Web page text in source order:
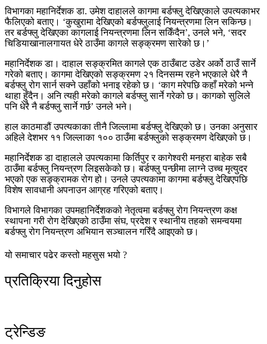
विभागका महानिर्देशक डा. उमेश दाहालले कागमा बर्डफ्लु देखिएकाले उपत्यकाभर
फैलिएको बताए। ‘कुखुरामा देखिएको बर्डफ्लुलाई नियन्त्रणमा लिन सकिन्छ।
तर बर्डफ्लु देखिएका कागलाई नियन्त्रणमा लिन सकिँदैन’, उनले भने, ‘सदर
चिडियाखानालगायत धेरे ठाउँमा कागले सङ्क्रमण सारेको छ।’
महानिर्देशक डा। दाहाल सङ्क्रमित कागले एक ठाउँबाट उडेर अर्को ठाउँ सार्ने
गरेको बताए। कागमा देखिएको सङ्क्रमण २१ दिनसम्म रहने भएकाले धेरै नै
बर्डफ्लु रोग सार्न सक्ने उहाँको भनाइ रहेको छ। ‘काग मरेपछि कहाँ मरेको भन्ने
थाहा हुँदैन। अनि त्यही मरेको कागले बर्डफ्लु सार्ने गरेको छ। कागको सुलिले
पनि धेरै नै बर्डफ्लु सार्ने गर्छ’ उनले भने।
हाल काठमाडौं उपत्यकाका तीनै जिल्लामा बर्डफ्लु देखिएको छ। उनका अनुसार
अहिले देशभर ११ जिल्लाका १०० ठाउँमा बर्डफ्लुको सङ्क्रमण देखिएको छ।
महानिर्देशक डा दाहालले उपत्यकामा किर्तिपुर र कागेश्वरी मनहरा बाहेक सबै
ठाउँमा बर्डफ्लु नियन्त्रण लिइसकेको छ। बर्डफ्लु पन्छीमा लाग्ने उच्च मृत्युदर
भएको एक सङ्क्रामक रोग हो। उनले उपत्यकामा कागमा बर्डफ्लु देखिएपछि
विशेष सावधानी अपनाउन आग्रह गरिएको बताए।
विभागले विभागका उपमहानिर्देशकको नेतृत्वमा बर्डफ्लु रोग नियन्त्रण कक्ष
स्थापना गरी रोग देखिएको ठाउँमा संघ, प्रदेश र स्थानीय तहको समन्वयमा
बर्डफ्लु रोग नियन्त्रण अभियान सञ्चालन गरिँदै आइएको छ।
यो समाचार पढेर कस्तो महसुस भयो ?
प्रतिक्रिया दिनुहोस
ट्रेन्डिङ